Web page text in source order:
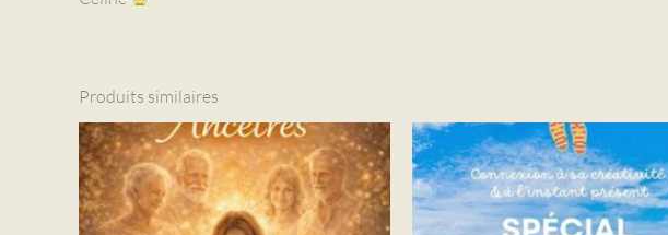
Produits similaires